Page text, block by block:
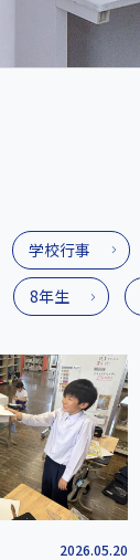
学校行事
8年生
2026.05.20